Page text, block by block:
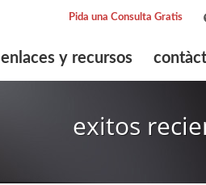
Pida una Consulta Gratis
enlaces y recursos
exitos